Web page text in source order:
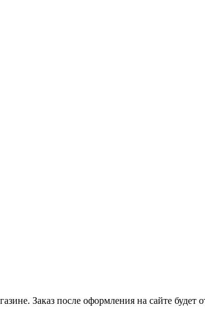
Заказ после оформления на сайте будет